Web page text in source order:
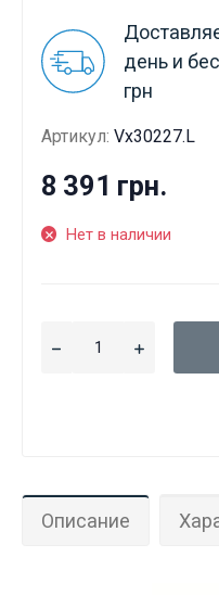
день и
грн
Артикул: Vx30227.L
8 391 грн.
Нет в наличии
Описание